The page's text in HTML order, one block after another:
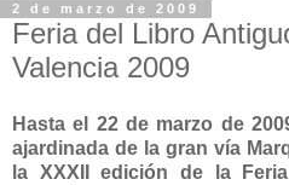
2 de marzo de 2009
Feria del Libro
Valencia 2009
Hasta el 22 de marzo de
ajardinada de la gran vía
la XXXII edición de la